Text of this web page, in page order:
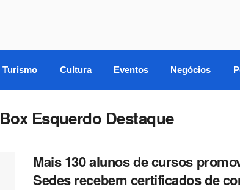
Turismo Cultura Eventos Negócios
Box Esquerdo Destaque
Mais 130 alunos de cursos
Sedes recebem certificados de